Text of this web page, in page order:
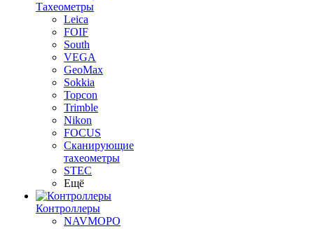
Тахеометры
Leica
FOIF
South
VEGA
GeoMax
Sokkia
Topcon
Trimble
Nikon
FOCUS
Сканирующие
тахеометры
STEC
Ещё
Контроллеры
NAVMOPO